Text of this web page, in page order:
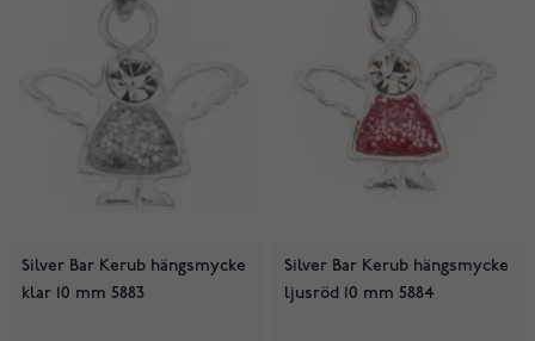
Silver Bar Kerub hängsmycke
klar 10 mm 5883
Silver Bar Kerub hängsmycke
ljusröd 10 mm 5884